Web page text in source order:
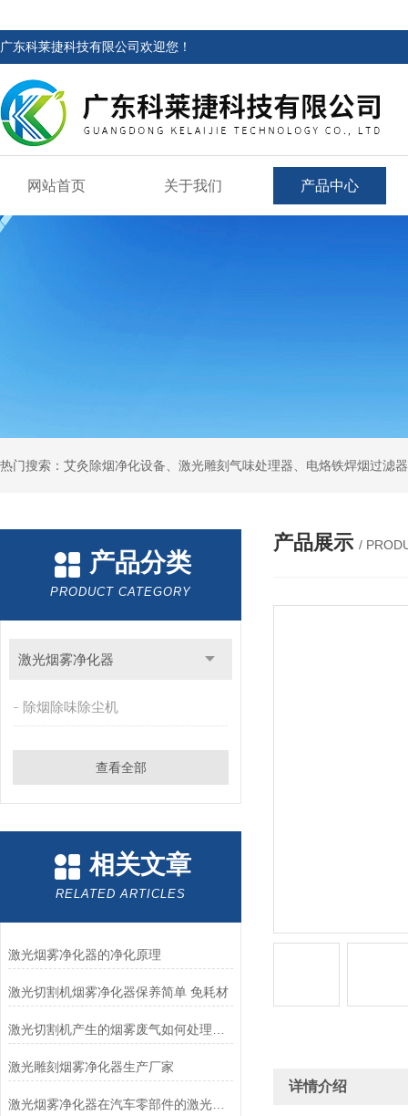
广东科莱捷科技有限公司欢迎您！
网站首页 关于我们 产品中心
产品分类
PRODUCT CATEGORY
激光烟雾净化器
除烟除味除尘机
查看全部
相关文章
RELATED ARTICLES
激光烟雾净化器的净化原理
激光切割机烟雾净化器保养简单 免耗材
激光雕刻烟雾净化器生产厂家
激光烟雾净化器在汽车零部件的激光加工中的应用
产品展示 /
详情介绍